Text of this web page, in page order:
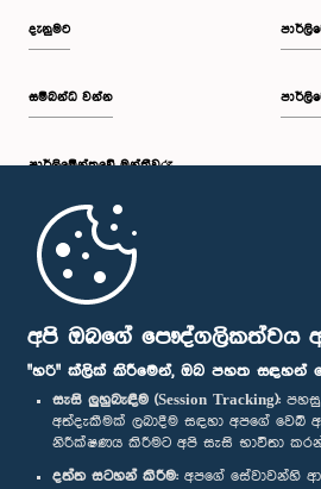
අපි ඔබගේ පෞද්ගලිකත්වය
"හරි" ක්ලික් කිරීමෙන්, ඔබ පහත සඳහන්
සැසි ලුහුබැඳීම (Session Tracking):
අත්දැකීමක් ලබාදීම සඳහා අපගේ වෙබ්
නිරීක්ෂණය කිරීමට අපි සැසි භාවිතා
දත්ත සටහන් කිරීම: අපගේ සේවාවන්හි
දැනුමට
සම්බන්ධ වන්න
පාර්ලි‌මේන්තුවේ මන්ත්‍රීවරු
මුල් පිටුව
පාර්ලිමේන්තු ජංගම යෙදුම
අප හා සම්බන්ධ වී සිටින්න :